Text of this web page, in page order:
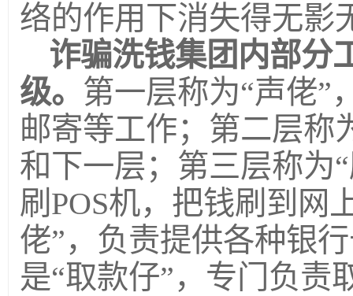
络的作用下消失得无影
诈骗洗钱集团内部分
级。 第一层称为“声佬”
邮寄等工作；第二层称
和下一层；第三层称为
刷POS机，把钱刷到网
佬”，负责提供各种银
是“取款仔”，专门负责